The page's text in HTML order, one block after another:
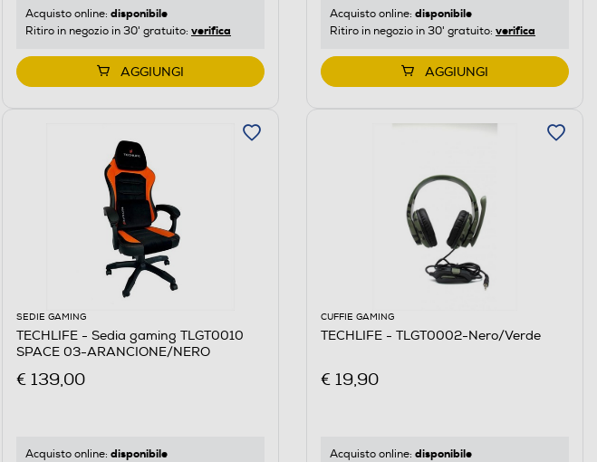
Acquisto online: disponibile
Ritiro in negozio in 30' gratuito: verifica
AGGIUNGI
Acquisto online: disponibile
Ritiro in negozio in 30' gratuito: verifica
AGGIUNGI
SEDIE GAMING
TECHLIFE - Sedia gaming TLGT0010
SPACE 03-ARANCIONE/NERO
€ 139,00
Acquisto online: disponibile
CUFFIE GAMING
TECHLIFE - TLGT0002-Nero/Verde
€ 19,90
Acquisto online: disponibile